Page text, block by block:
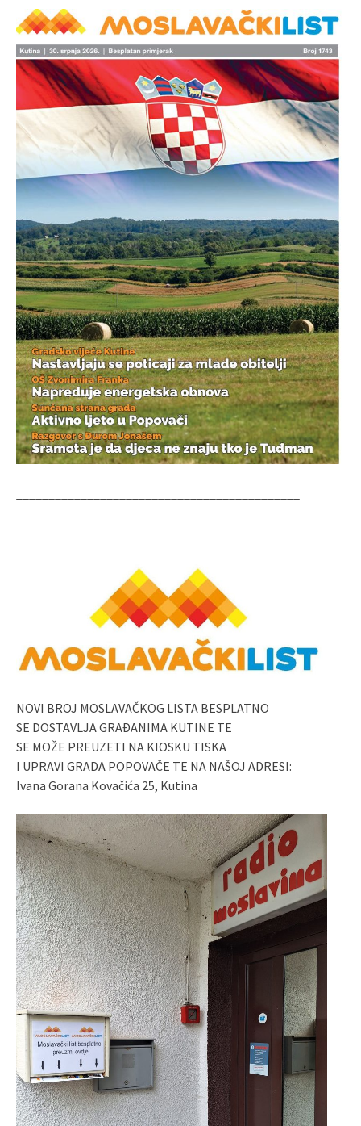
NOVI BROJ MOSLAVAČKOG LISTA BESPLATNO
SE DOSTAVLJA GRAĐANIMA KUTINE TE
SE MOŽE PREUZETI NA KIOSKU TISKA
I UPRAVI GRADA POPOVAČE TE NA NAŠOJ ADRESI:
Ivana Gorana Kovačića 25, Kutina